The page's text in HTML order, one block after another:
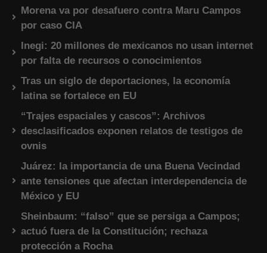
Morena va por desafuero contra Maru Campos
por caso CIA
Inegi: 20 millones de mexicanos no usan internet
por falta de recursos o conocimientos
Tras un siglo de deportaciones, la economía
latina se fortalece en EU
“Trajes espaciales y cascos”: Archivos
desclasificados exponen relatos de testigos de
ovnis
Juárez: la importancia de una Buena Vecindad
ante tensiones que afectan interdependencia de
México y EU
Sheinbaum: “falso” que se persiga a Campos;
actuó fuera de la Constitución; rechaza
protección a Rocha